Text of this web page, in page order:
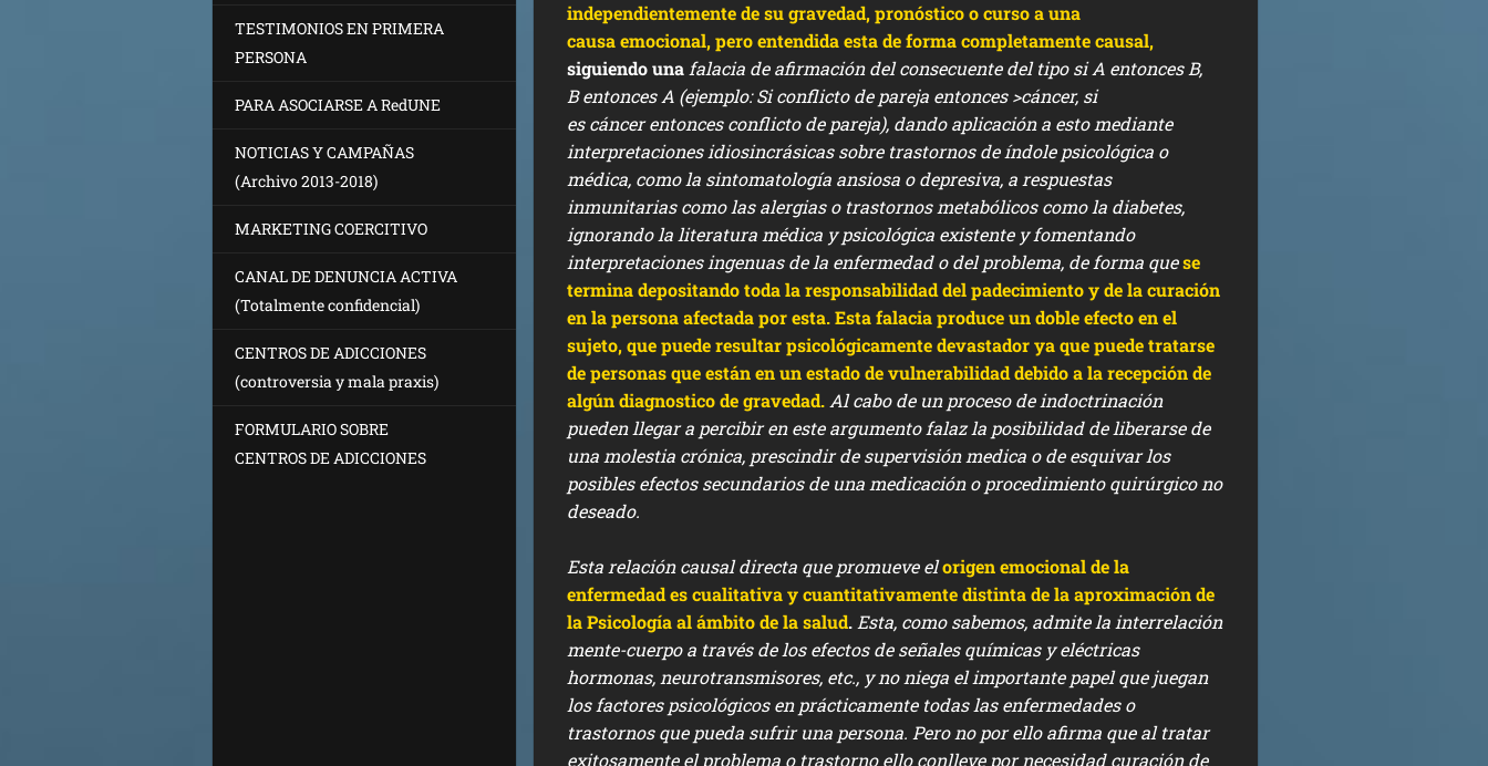
TESTIMONIOS EN PRIMERA
PERSONA
PARA ASOCIARSE A RedUNE
NOTICIAS Y CAMPAÑAS
(Archivo 2013-2018)
MARKETING COERCITIVO
CANAL DE DENUNCIA ACTIVA
(Totalmente confidencial)
CENTROS DE ADICCIONES
(controversia y mala praxis)
FORMULARIO SOBRE
CENTROS DE ADICCIONES
independientemente de su gravedad, pronóstico o curso a una
causaemocional, pero entendida esta de forma completamente causal,
siguiendo una falacia de afirmación del consecuente del tipo si A entonces B,
Bentonces A (ejemplo: Siconflicto de pareja entonces>cáncer, si
escáncerentonces conflicto de pareja), dando aplicación a esto mediante
interpretaciones idiosincrásicas sobre trastornos de índole psicológica o
médica, como la sintomatología ansiosa o depresiva, a respuestas
inmunitarias como las alergias o trastornos metabólicos como la diabetes,
ignorando la literatura médica y psicológica existente y fomentando
interpretaciones ingenuas de la enfermedad o del problema, de forma quese
termina depositando toda la responsabilidad del padecimiento y de la curación
en la persona afectada por esta. Esta falacia produce un doble efecto en el
sujeto, que puede resultar psicológicamente devastador ya que puede tratarse
de personas que están en un estado de vulnerabilidad debido a la recepción de
algún diagnostico de gravedad. Al cabo de un proceso de indoctrinación
pueden llegar a percibir en este argumento falaz la posibilidad de liberarse de
una molestia crónica, prescindir de supervisión medica o de esquivar los
posibles efectos secundarios de una medicación o procedimiento quirúrgico no
deseado.
Esta relación causal directa que promueve elorigen emocional de la
enfermedadescualitativa y cuantitativamente distinta de la aproximación de
la Psicología al ámbito de la salud. Esta, como sabemos, admite la interrelación
mente-cuerpo a través de los efectos de señales químicas y eléctricas
hormonas, neurotransmisores, etc., y no niega el importante papel que juegan
los factores psicológicos en prácticamente todas las enfermedades o
trastornos que pueda sufrir una persona. Pero no por ello afirma que al tratar
exitosamente el problema o trastorno ello conlleve por necesidad curación de